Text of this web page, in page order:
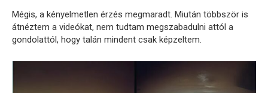
Mégis, a kényelmetlen érzés megmaradt. Miután többször is
átnéztem a videókat, nem tudtam megszabadulni attól a
gondolattól, hogy talán mindent csak képzeltem.